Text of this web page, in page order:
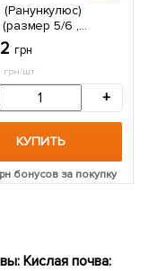
5/6 ,
грн
грн/шт
+
КУПИТЬ
бонусов за покупку
Кислая почва: